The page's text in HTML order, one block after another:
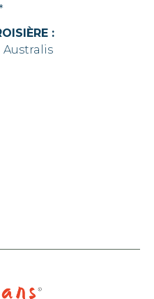
:
Australis